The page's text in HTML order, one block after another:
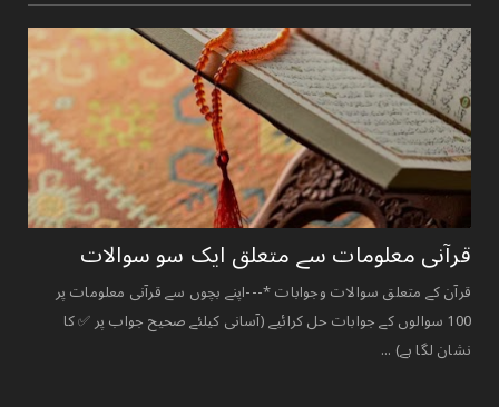
قرآنی ‏معلومات ‏سے ‏متعلق ‏ایک ‏سو ‏سوالات ‏
قرآن کے متعلق سوالات وجوابات *---اپنے بچوں سے قرآنی معلومات پر
100 سوالوں کے جوابات حل کرائیے (آسانی کیلئے صحیح جواب پر ✅ کا
نشان لگا ہے) ...